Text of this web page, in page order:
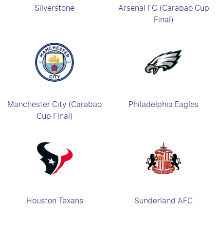
Silverstone
Arsenal FC (Carabao Cup
Final)
Manchester City (Carabao
Cup Final)
Philadelphia Eagles
Houston Texans Sunderland AFC